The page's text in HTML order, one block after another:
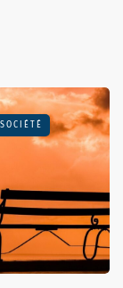
SOCIÉTÉ